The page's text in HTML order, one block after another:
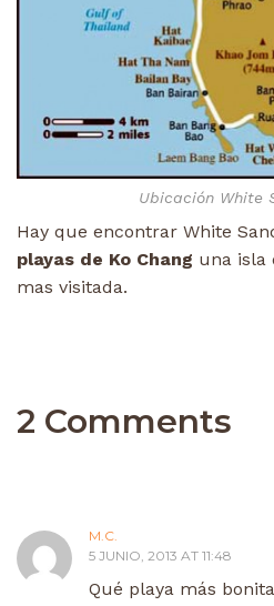
Ubicación White
Hay que encontrar White
playas de Ko Chang una isla
mas visitada.
2 Comments
M.C.
5 JUNIO, 2013 AT 11:48
Qué playa más